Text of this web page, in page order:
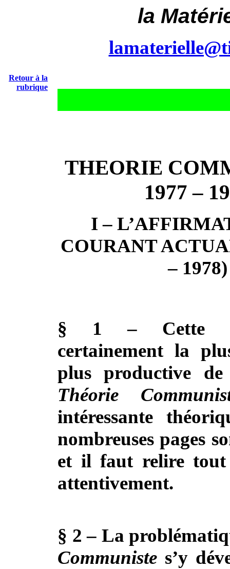
la
Retour à la
rubrique
THEORIE
1977 –
I –
COURANT
– 1978)
§ 1 – Cette
certainement la
plus productive de
Théorie
intéressante
nombreuses pages
et il faut relire tout
attentivement.
§ 2 – La
Communiste s’y